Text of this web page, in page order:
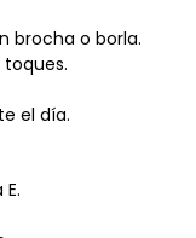
brocha o borla.
el día.